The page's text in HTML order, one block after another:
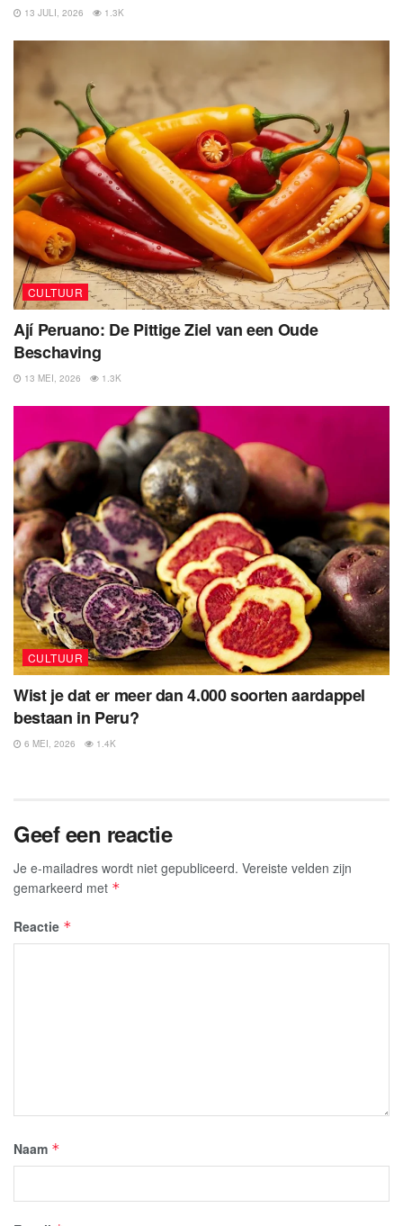
13 JULI, 2026 1.3K
CULTUUR
Ají Peruano: De Pittige Ziel van een Oude
Beschaving
13 MEI, 2026 1.3K
CULTUUR
Wist je dat er meer dan 4.000 soorten aardappel
bestaan in Peru?
6 MEI, 2026 1.4K
Geef een reactie
Je e-mailadres wordt niet gepubliceerd. Vereiste velden zijn
gemarkeerd met *
Reactie *
Naam *